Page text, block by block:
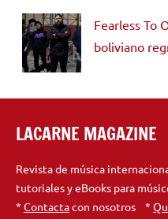
Fearless To
boliviano
LACARNE MAGAZINE
Revista de música
tutoriales y eBooks para
* Contactacon nosotros *